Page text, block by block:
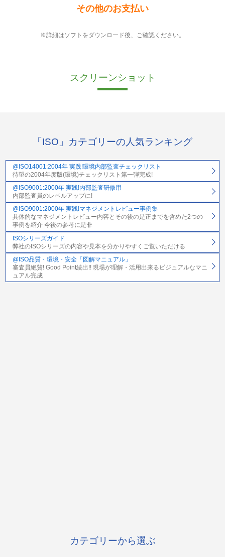
その他のお支払い
※詳細はソフトをダウンロード後、ご確認ください。
スクリーンショット
「ISO」カテゴリーの人気ランキング
@ISO14001:2004年 実践!環境内部監査チェックリスト
待望の2004年度版(環境)チェックリスト第一弾完成!
@ISO9001:2000年 実践!内部監査研修用
内部監査員のレベルアップに!
@ISO9001:2000年 実践!マネジメントレビュー事例集
具体的なマネジメントレビュー内容とその後の是正までを含めた2つの
事例を紹介 今後の参考に是非
ISOシリーズガイド
弊社のISOシリーズの内容や見本を分かりやすくご覧いただける
@ISO品質・環境・安全「図解マニュアル」
審査員絶賛! Good Point続出!! 現場が理解・活用出来るビジュアルなマニ
ュアル完成
カテゴリーから選ぶ